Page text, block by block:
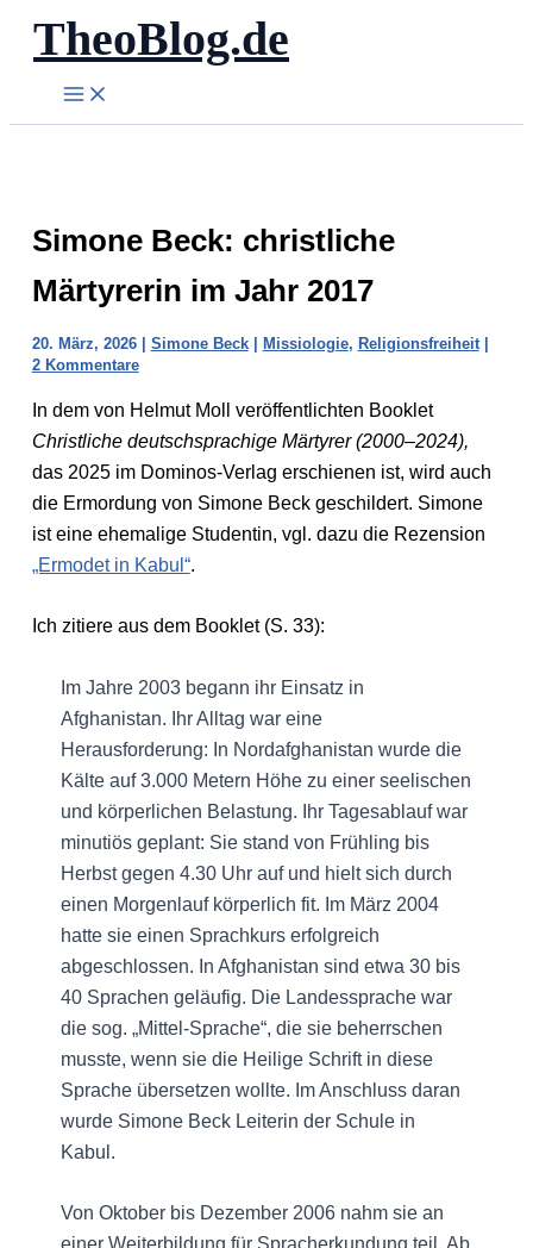
Zum
Inhalt
springen
TheoBlog.de
Simone Beck: christliche
Märtyrerin im Jahr 2017
20. März, 2026 | Simone Beck| Missiologie, Religionsfreiheit|
2 Kommentare
In dem von Helmut Moll veröffentlichten Booklet
Christliche deutschsprachige Märtyrer (2000–2024),
das 2025 im Dominos-Verlag erschienen ist, wird auch
die Ermordung von Simone Beck geschildert. Simone
ist eine ehemalige Studentin, vgl. dazu die Rezension
„Ermodet in Kabul“.
Ich zitiere aus dem Booklet (S. 33):
Im Jahre 2003 begann ihr Einsatz in
Afghanistan. Ihr Alltag war eine
Herausforderung: In Nordafghanistan wurde die
Kälte auf 3.000 Metern Höhe zu einer seelischen
und körperlichen Belastung. Ihr Tagesablauf war
minutiös geplant: Sie stand von Frühling bis
Herbst gegen 4.30 Uhr auf und hielt sich durch
einen Morgenlauf körperlich fit. Im März 2004
hatte sie einen Sprachkurs erfolgreich
abgeschlossen. In Afghanistan sind etwa 30 bis
40 Sprachen geläufig. Die Landessprache war
die sog. „Mittel-Sprache“, die sie beherrschen
musste, wenn sie die Heilige Schrift in diese
Sprache übersetzen wollte. Im Anschluss daran
wurde Simone Beck Leiterin der Schule in
Kabul.
Von Oktober bis Dezember 2006 nahm sie an